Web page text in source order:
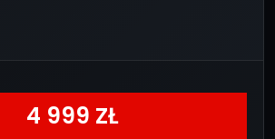
4 999 ZŁ